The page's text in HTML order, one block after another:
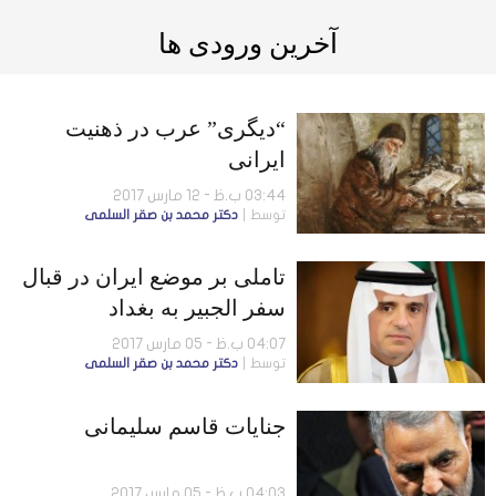
آخرین ورودی ها
“دیگری” عرب در ذهنیت
ایرانی
03:44 ب.ظ - 12 مارس 2017
توسط دكتر محمد بن صقر السلمى
تاملی بر موضع ایران در قبال
سفر الجبیر به بغداد
04:07 ب.ظ - 05 مارس 2017
توسط دكتر محمد بن صقر السلمى
جنایات قاسم سلیمانی